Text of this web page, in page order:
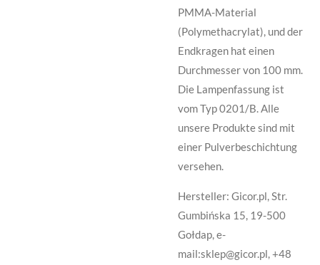
PMMA-Material
(Polymethacrylat), und der
Endkragen hat einen
Durchmesser von 100 mm.
Die Lampenfassung ist
vom Typ 0201/B. Alle
unsere Produkte sind mit
einer Pulverbeschichtung
versehen.
Hersteller: Gicor.pl, Str.
Gumbińska 15, 19-500
Gołdap, e-
mail:sklep@gicor.pl, +48